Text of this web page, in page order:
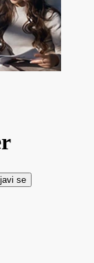
se